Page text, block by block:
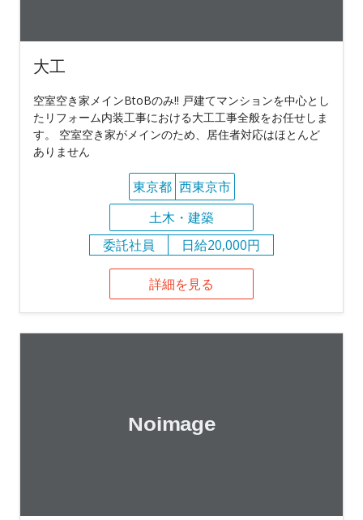
大工
空室空き家メインBtoBのみ!! 戸建てマンションを中心とし
たリフォーム内装工事における大工工事全般をお任せしま
す。 空室空き家がメインのため、居住者対応はほとんど
ありません
東京都 西東京市
土木・建築
委託社員
日給20,000円
詳細を見る